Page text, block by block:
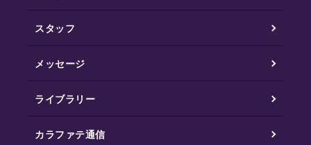
スタッフ
メッセージ
ライブラリー
カラファテ通信